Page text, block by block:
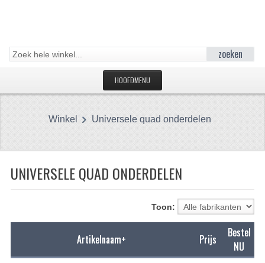
zoeken
HOOFDMENU
CFMOTO 500-5
CFMOTO 500-A/2A / GOES 520
BRANDSTOF SYSTEEM
Winkel Universele quad onderdelen
UNIVERSELE QUAD ONDERDELEN
Toon:
Artikelnaam+ Prijs
Bestel
NU